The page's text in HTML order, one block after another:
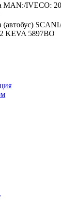
MAN:/IVECO:
(автобус)
KEVA 5897BO